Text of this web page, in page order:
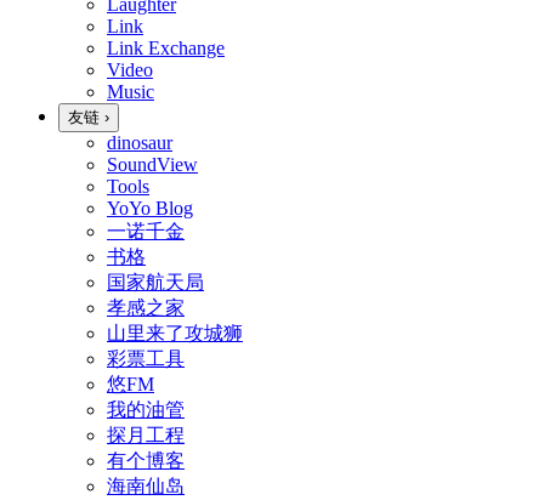
Laughter
Link
Link Exchange
Video
Music
友链 ›
dinosaur
SoundView
Tools
YoYo Blog
一诺千金
书格
国家航天局
孝感之家
山里来了攻城狮
彩票工具
悠FM
我的油管
探月工程
有个博客
海南仙岛